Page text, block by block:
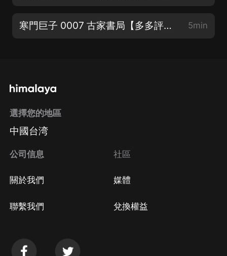
寒門巨子 0007 古家書局【多多評論，點讚呦⭐xiongmao386】 5min
選擇您的地區
中國台湾
公司信息
關於我們
聯繫我們
社區
媒體
兌換權益